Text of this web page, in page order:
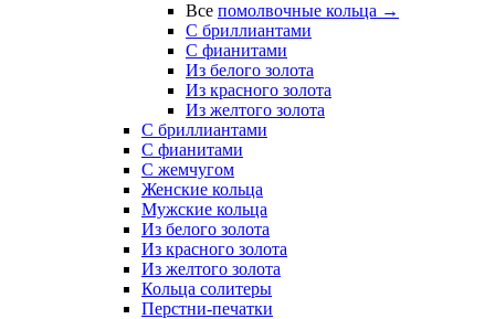
Все помолвочные кольца →
С бриллиантами
С фианитами
Из белого золота
Из красного золота
Из желтого золота
С бриллиантами
С фианитами
С жемчугом
Женские кольца
Мужские кольца
Из белого золота
Из красного золота
Из желтого золота
Кольца солитеры
Перстни-печатки